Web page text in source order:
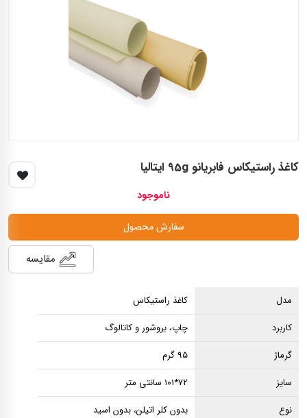
کاغذ راستیکاس فابریانو 95g ایتالیا
ناموجود
سفارش محصول
مقایسه
مدل
کاغذ راستیکاس
کاربرد
چاپ، بروشور و کاتالوگ
گرماژ
۹۵ گرم
سایز
۷۲*۱۰۱ سانتی متر
نوع
بدون کلر اتیلن، بدون اسید